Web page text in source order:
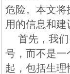
危险。本文将
用的信息和建
首先，我
号，而不是一
起，包括生